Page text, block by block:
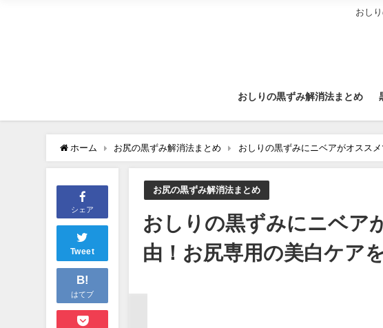
おし
おしりの黒ずみ解消法まとめ
ホーム お尻の黒ずみ解消法まとめ おしりの黒ずみにニベアがオスス
シェア
Tweet
B!
はてブ
お尻の黒ずみ解消法まとめ
おしりの黒ずみにニベア
由！お尻専用の美白ケア